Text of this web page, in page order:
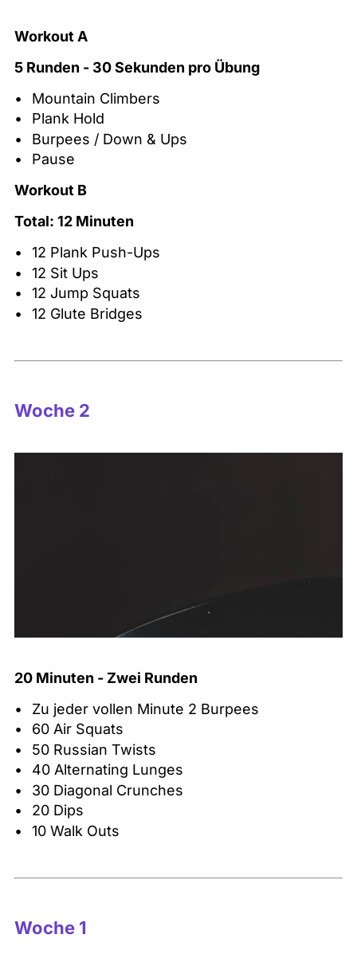
Workout A
5 Runden - 30 Sekunden pro Übung
Mountain Climbers
Plank Hold
Burpees / Down & Ups
Pause
Workout B
Total: 12 Minuten
12 Plank Push-Ups
12 Sit Ups
12 Jump Squats
12 Glute Bridges
Woche 2
20 Minuten - Zwei Runden
Zu jeder vollen Minute 2 Burpees
60 Air Squats
50 Russian Twists
40 Alternating Lunges
30 Diagonal Crunches
20 Dips
10 Walk Outs
Woche 1